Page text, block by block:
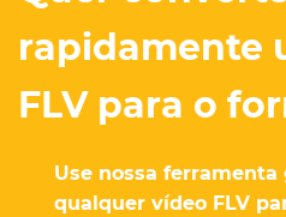
rapidamente
FLV para o
Use nossa
qualquer vídeo FLV